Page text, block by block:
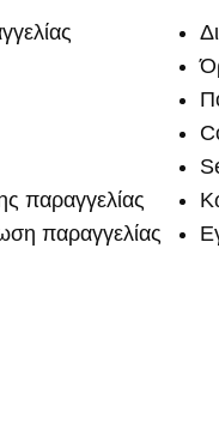
παραγγελίας
παραγγελίας